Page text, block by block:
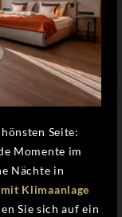
Seite:
Momente im
Nächte in
Klimaanlage
Sie sich auf ein